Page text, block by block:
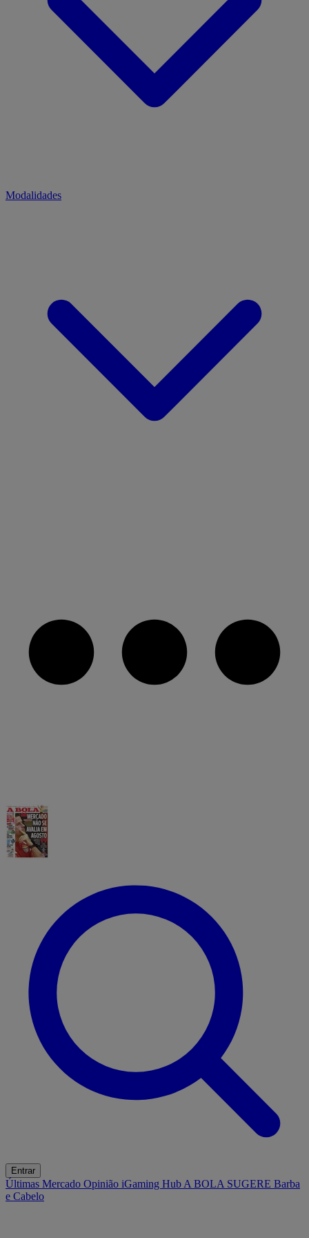
Modalidades
Entrar
Últimas Mercado Opinião iGaming Hub A BOLA SUGERE Barba
e Cabelo